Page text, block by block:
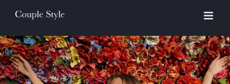
content